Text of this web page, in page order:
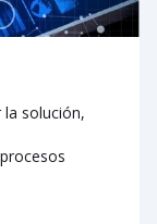
solución,